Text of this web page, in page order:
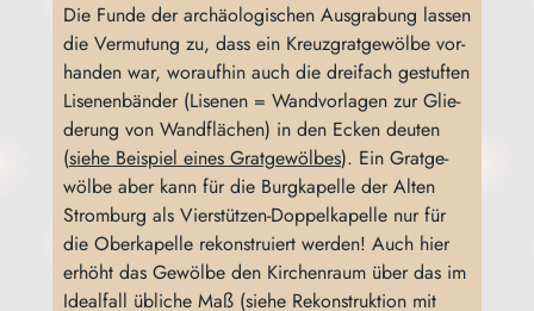
Die Fun­de der archäo­lo­gi­schen Aus­gra­bung las­sen
die Ver­mu­tung zu, dass ein Kreuz­grat­ge­wöl­be vor­
han­den war, wor­auf­hin auch die drei­fach gestuf­ten
Lisen­en­bän­der (Lisen­en = Wand­vor­la­gen zur Glie­
de­rung von Wand­flä­chen) in den Ecken deu­ten
(sie­he Bei­spiel eines Grat­ge­wöl­bes). Ein Grat­ge­
wöl­be aber kann für die Burg­ka­pel­le der Alten
Strom­burg als Vier­stüt­zen-Dop­pel­ka­pel­le nur für
die Ober­ka­pel­le rekon­stru­iert wer­den! Auch hier
erhöht das Gewöl­be den Kir­chen­raum über das im
Ide­al­fall übli­che Maß (sie­he Rekon­struk­ti­on mit